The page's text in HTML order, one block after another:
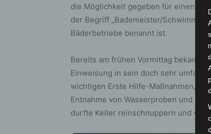
die Möglichkeit gegeben für einen Tag
der Begriff „Bademeister/
Bäderbetriebe benannt ist.
Bereits am frühen Vormittag bekam
Einweisung in sein doch sehr
wichtigen Erste Hilfe-Maßnahmen,
Entnahme von Wasserproben und
durfte Keller reinschnuppern und